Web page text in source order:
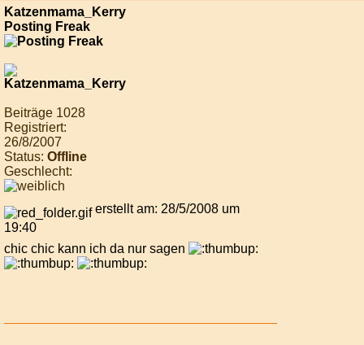
Katzenmama_Kerry
Posting Freak
Beiträge 1028
Registriert:
26/8/2007
Status: Offline
Geschlecht:
erstellt am: 28/5/2008 um
19:40
chic chic kann ich da nur sagen